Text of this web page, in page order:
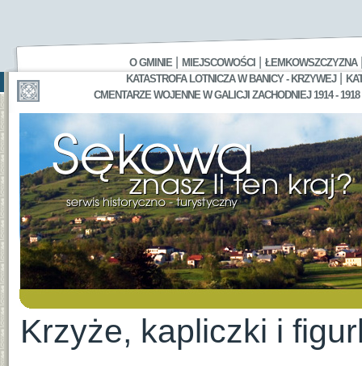
O GMINIE MIEJSCOWOŚCI ŁEMKOWSZCZYZNA
KATASTROFA LOTNICZA W BANICY - KRZYWEJ|
CMENTARZE WOJENNE W GALICJI ZACHODNIEJ 1914 - 1918
Krzyże, kapliczki i